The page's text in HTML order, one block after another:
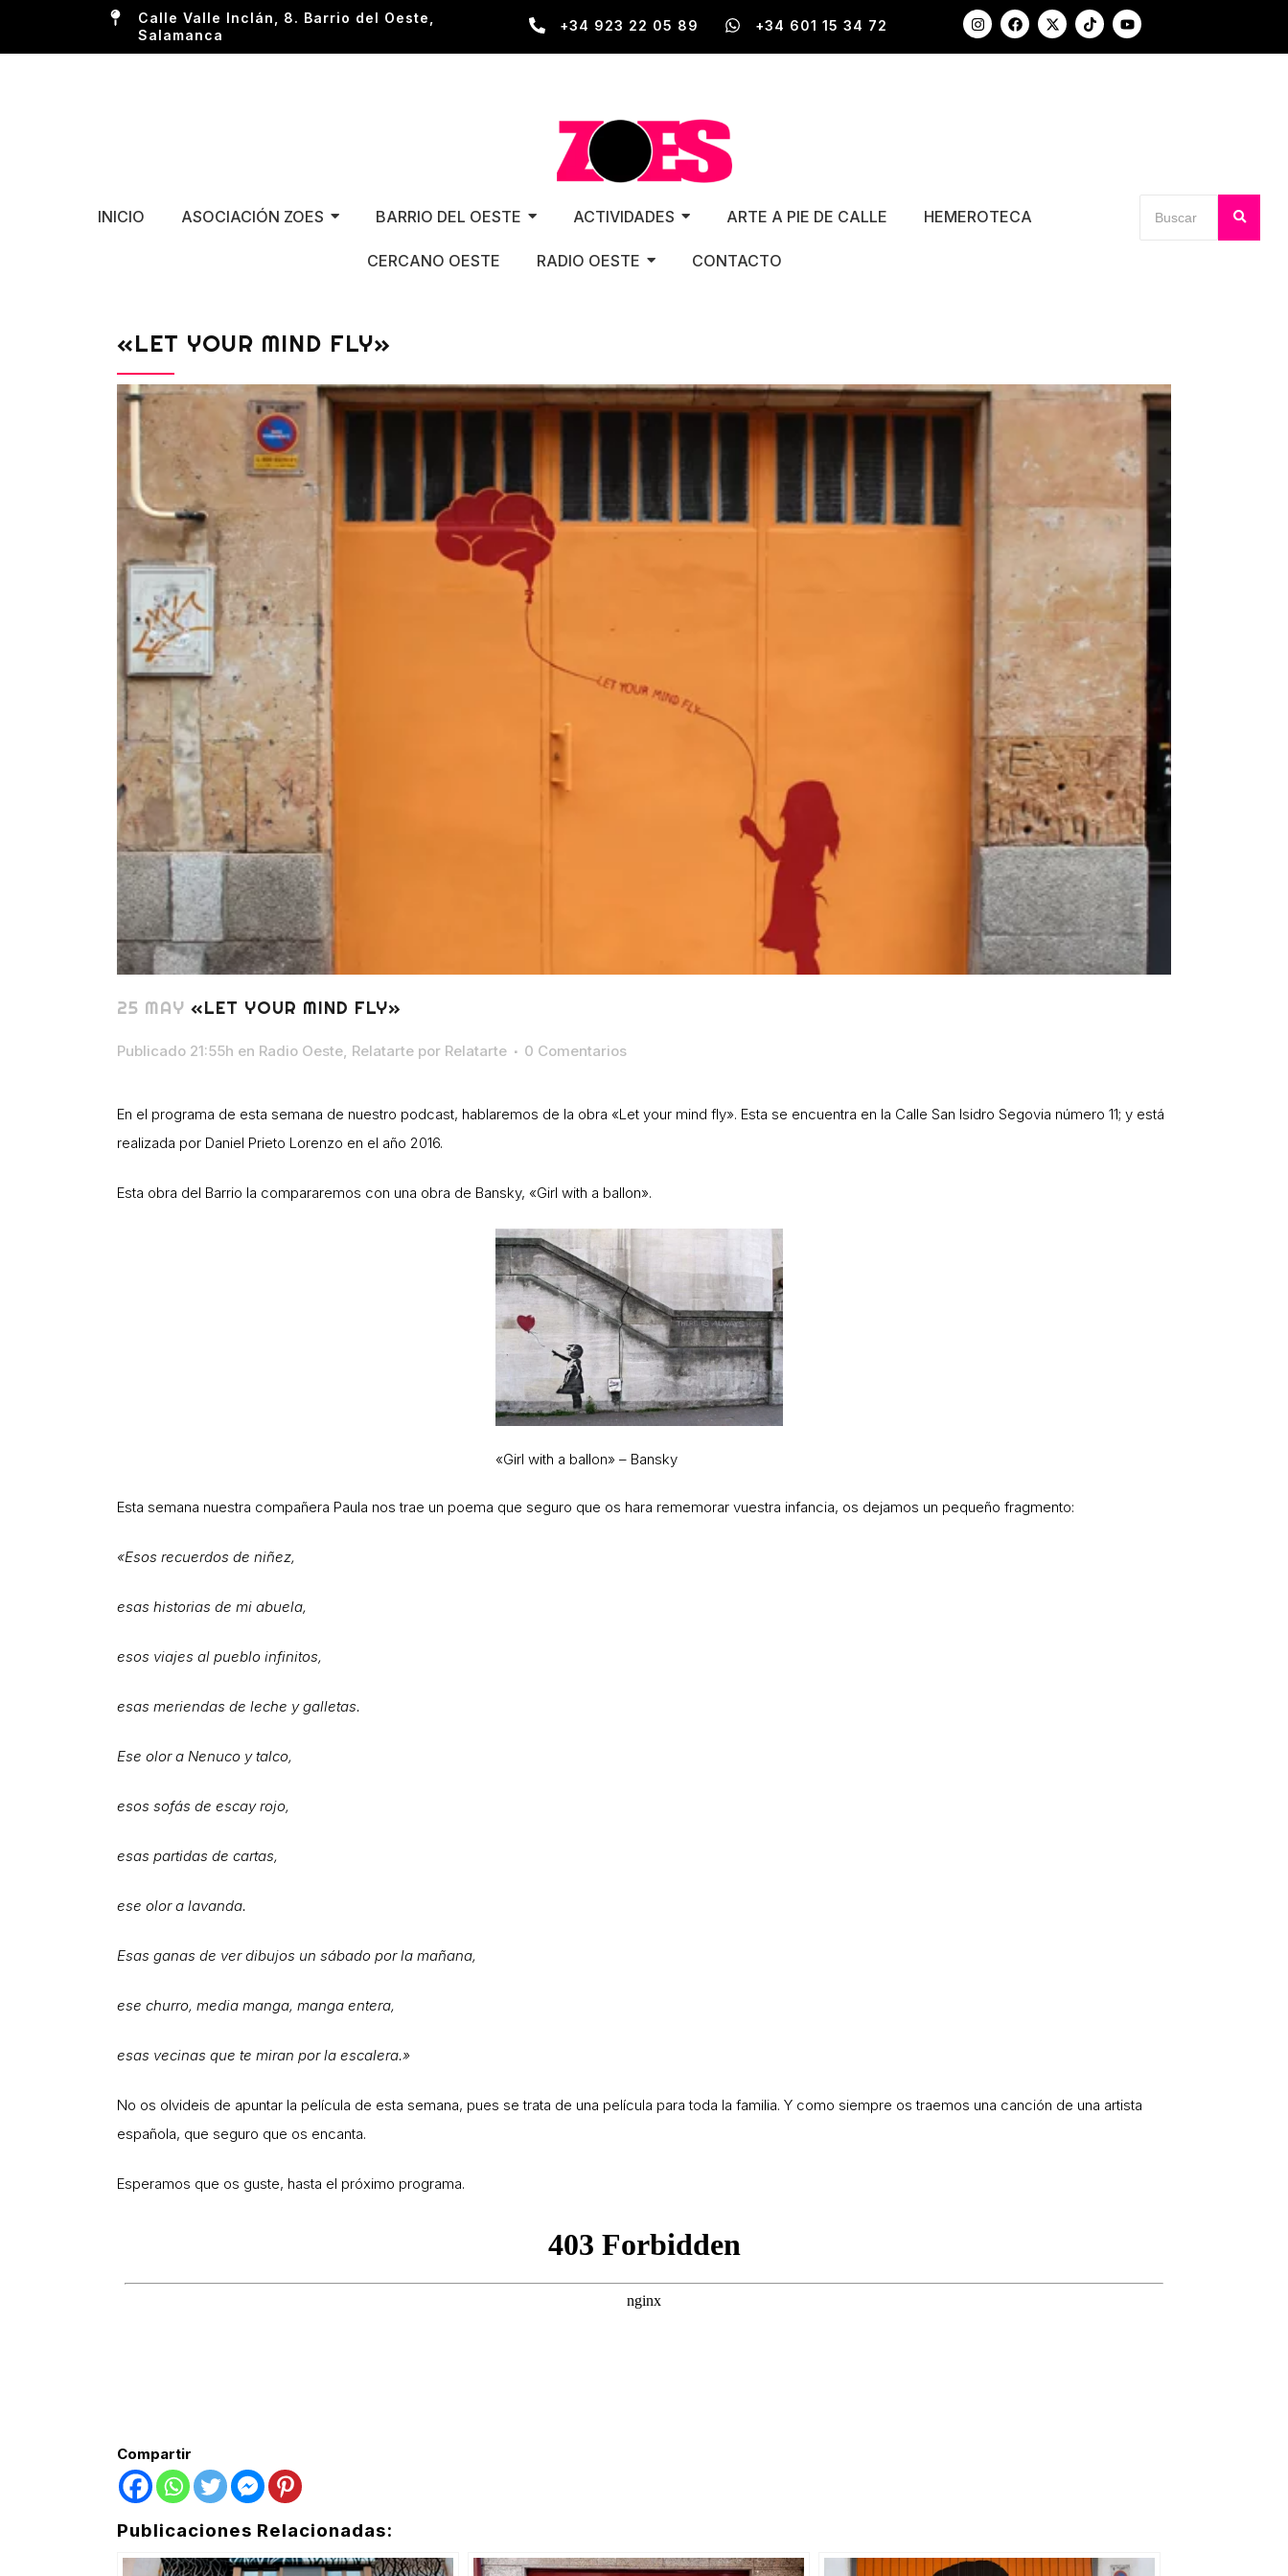
Calle Valle Inclán, 8. Barrio del Oeste,
Salamanca
+34 923 22 05 89 +34 601 15 34 72
INICIO ASOCIACIÓN ZOES BARRIO DEL OESTE ACTIVIDADES ARTE A PIE DE CALLE HEMEROTECA
CERCANO OESTE RADIO OESTE CONTACTO
«LET YOUR MIND FLY»
25 MAY «LET YOUR MIND FLY»
Publicado 21:55h en Radio Oeste Relatarte por Relatarte 0 Comentarios
En el programa de esta semana de nuestro podcast, hablaremos de la obra «Let your mind fly». Esta se encuentra en la Calle San Isidro Segovia número 11; y está
realizada por Daniel Prieto Lorenzo en el año 2016.
Esta obra del Barrio la compararemos con una obra de Bansky, «Girl with a ballon».
«Girl with a ballon» – Bansky
Esta semana nuestra compañera Paula nos trae un poema que seguro que os hara rememorar vuestra infancia, os dejamos un pequeño fragmento:
«Esos recuerdos de niñez,
esas historias de mi abuela,
esos viajes al pueblo infinitos,
esas meriendas de leche y galletas.
Ese olor a Nenuco y talco,
esos sofás de escay rojo,
esas partidas de cartas,
ese olor a lavanda.
Esas ganas de ver dibujos un sábado por la mañana,
ese churro, media manga, manga entera,
esas vecinas que te miran por la escalera.»
No os olvideis de apuntar la película de esta semana, pues se trata de una película para toda la familia. Y como siempre os traemos una canción de una artista
española, que seguro que os encanta.
Esperamos que os guste, hasta el próximo programa.
Compartir
Publicaciones Relacionadas: